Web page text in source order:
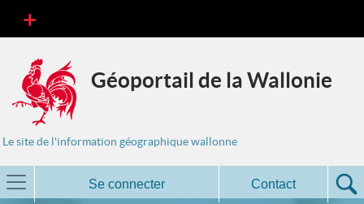
Géoportail de la Wallonie
Le site de l'information géographique wallonne
Se connecter Contact